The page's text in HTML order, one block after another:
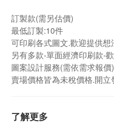
訂製款(需另估價)
最低訂製:10件
可印刷各式圖文.歡迎提供想
另有多款-單面經濟印刷款-
圖案設計服務(需依需求報價)
賣場價格皆為未稅價格.開
了解更多